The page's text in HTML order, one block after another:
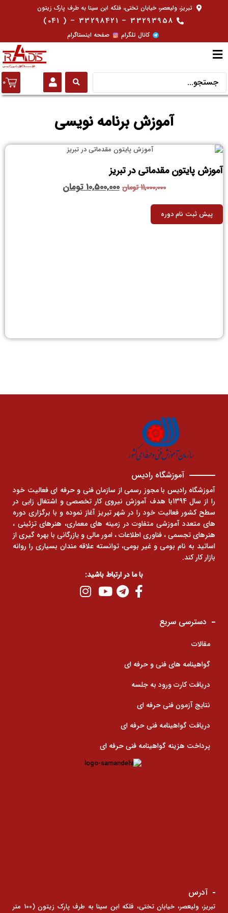
تبریز، ولیعصر، خیابان تختی، فلکه ابن سینا به طرف پارک زیتون
33293958 – 33298421 – ( 041)
کانال تلگرام صفحه اینستاگرام
0
آموزش برنامه نویسی
آموزش پایتون مقدماتی در تبریز
11,000,000تومان 10,500,000تومان
پیش ثبت نام دوره
آموزشگاه رادیس
آموزشگاه رادیس با مجوز رسمی از سازمان فنی و حرفه ای فعالیت خود
را از سال 1394با هدف آموزش نیروی کار تخصصی و اشتغال زایی در
سطح کشور فعالیت خود را در شهر تبریز آغاز نموده و با برگزاری دوره
های متعدد آموزشی متفاوت در زمینه های معماری، هنرهای تزئینی ،
هنرهای تجسمی ، فناوری اطلاعات ، امور مالی و یازرگانی با بهره گیری از
اساتید به نام بومی و غیر بومی، توانسته علاقه مندان بسیاری را روانه
بازار کار کند.
با ما در ارتباط باشید:
دسترسی سریع
مقالات
گواهینامه های فنی و حرفه ای
دریافت کارت ورود به جلسه
نتایج آزمون فنی حرفه ای
دریافت گواهینامه فنی حرفه ای
پرداخت هزینه گواهینامه فنی حرفه ای
آدرس
تبریز، ولیعصر، خیابان تختی، فلکه ابن سینا به طرف پارک زیتون (100 متر